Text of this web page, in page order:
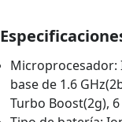
Microprocesador:
base de 1.6
Turbo Boost(2g),